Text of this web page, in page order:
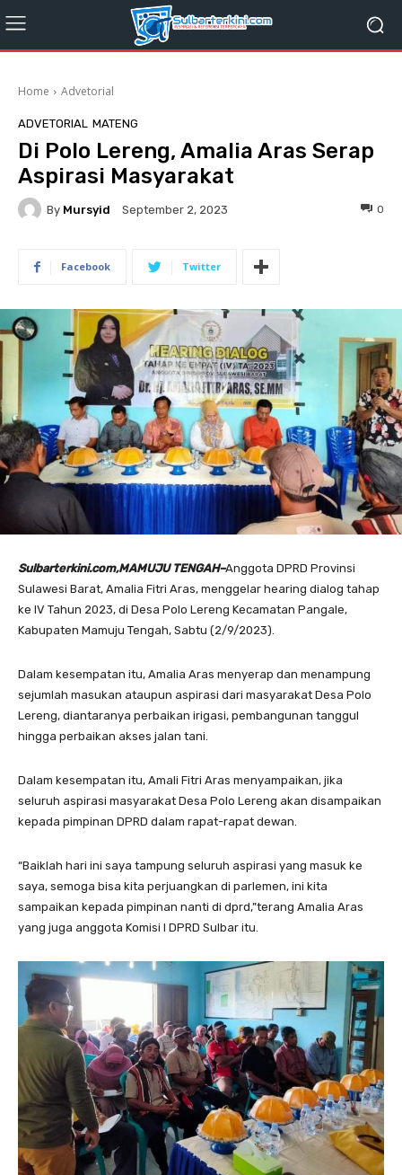
Home Advetorial
ADVETORIAL MATENG
Di Polo Lereng, Amalia Aras Serap
Aspirasi Masyarakat
By Mursyid September 2, 2023 0
Facebook Twitter
Sulbarterkini.com,MAMUJU TENGAH–Anggota DPRD Provinsi
Sulawesi Barat, Amalia Fitri Aras, menggelar hearing dialog tahap
ke IV Tahun 2023, di Desa Polo Lereng Kecamatan Pangale,
Kabupaten Mamuju Tengah, Sabtu (2/9/2023).
Dalam kesempatan itu, Amalia Aras menyerap dan menampung
sejumlah masukan ataupun aspirasi dari masyarakat Desa Polo
Lereng, diantaranya perbaikan irigasi, pembangunan tanggul
hingga perbaikan akses jalan tani.
Dalam kesempatan itu, Amali Fitri Aras menyampaikan, jika
seluruh aspirasi masyarakat Desa Polo Lereng akan disampaikan
kepada pimpinan DPRD dalam rapat-rapat dewan.
“Baiklah hari ini saya tampung seluruh aspirasi yang masuk ke
saya, semoga bisa kita perjuangkan di parlemen, ini kita
sampaikan kepada pimpinan nanti di dprd,”terang Amalia Aras
yang juga anggota Komisi I DPRD Sulbar itu.